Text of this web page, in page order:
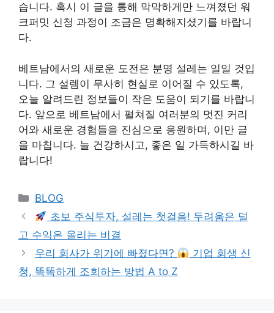
습니다. 혹시 이 글을 통해 막막하게만 느껴졌던 워
크퍼밋 신청 과정이 조금은 명확해지셨기를 바랍니
다.
베트남에서의 새로운 도전은 분명 설레는 일일 것입
니다. 그 설렘이 무사히 현실로 이어질 수 있도록,
오늘 알려드린 정보들이 작은 도움이 되기를 바랍니
다. 앞으로 베트남에서 펼쳐질 여러분의 멋진 커리
어와 새로운 경험들을 진심으로 응원하며, 이만 글
을 마칩니다. 늘 건강하시고, 좋은 일 가득하시길 바
랍니다!
Categories
BLOG
초보 주식투자, 설레는 첫걸음! 두려움은 덜
고 수익은 올리는 비결
우리 회사가 위기에 빠졌다면?
기업 회생 신
청, 똑똑하게 조회하는 방법 A to Z